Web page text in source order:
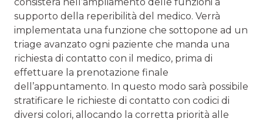
supporto della repe­ribilità del medico. Verrà
implementata una funzione che sottopone ad un
triage avanzato ogni paziente che manda una
richiesta di contatto con il medico, prima di
effettuare la prenotazione finale
dell’appuntamento. In questo modo sarà possibile
stratificare le richieste di contatto con codici di
diversi colori, allocando la corretta priorità alle